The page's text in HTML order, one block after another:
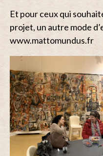
Et pour ceux qui
projet, un autre mode
www.mattomundus.fr